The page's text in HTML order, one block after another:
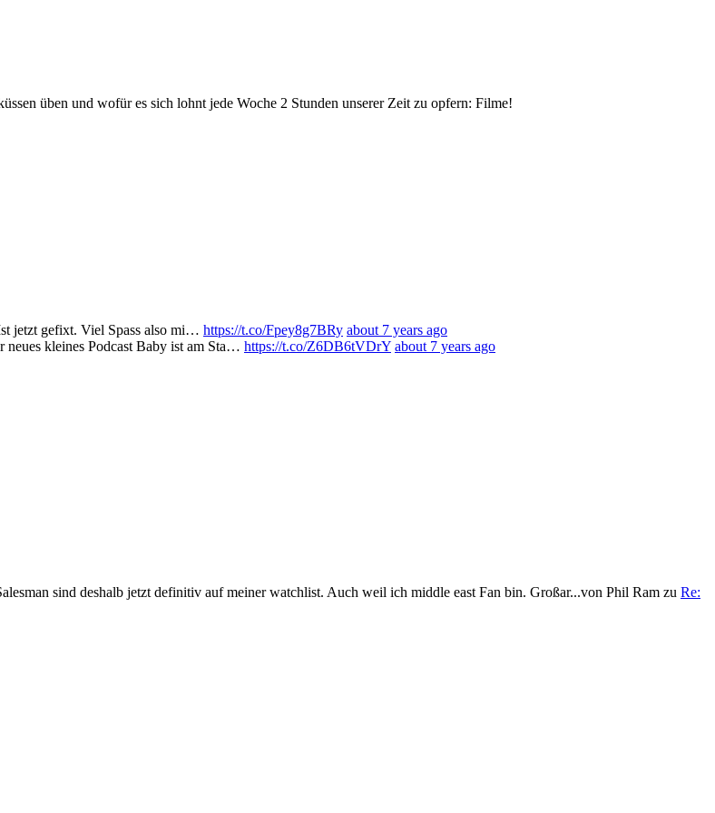
üben und wofür es sich lohnt jede Woche 2 Stunden unserer Zeit zu opfern: Filme!
jetzt gefixt. Viel Spass also mi… https://t.co/Fpey8g7BRy about 7 years ago
kleines Podcast Baby ist am Sta… https://t.co/Z6DB6tVDrY about 7 years ago
sind deshalb jetzt definitiv auf meiner watchlist. Auch weil ich middle east Fan bin. Großar...von Phil Ram zu Re: